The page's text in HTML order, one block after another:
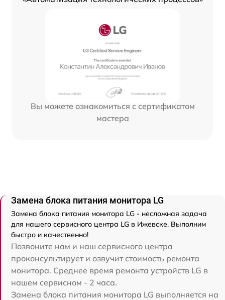
Вы можете ознакомиться с сертификатом
мастера
Замена блока питания монитора LG
Замена блока питания монитора LG - несложная задача
для нашего сервисного центра LG в Ижевске. Выполним
быстро и качественно!
Позвоните нам и наш сервисного центра
проконсультирует и озвучит стоимость ремонта
монитора. Среднее время ремонта устройств LG в
нашем сервисном - 2 часа.
Замена блока питания монитора LG выполняется на